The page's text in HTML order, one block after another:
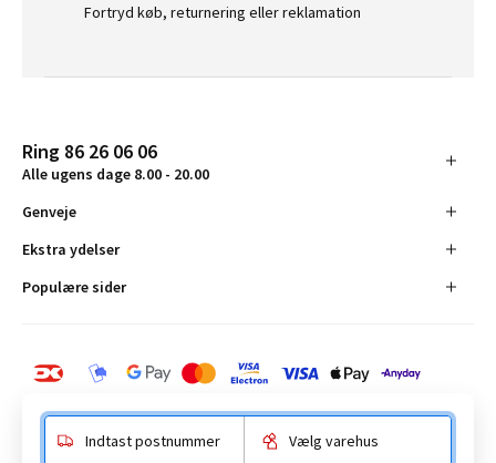
Fortryd køb, returnering eller reklamation
Ring 86 26 06 06
Alle ugens dage 8.00 - 20.00
Genveje
Ekstra ydelser
Populære sider
Indtast postnummer Vælg varehus